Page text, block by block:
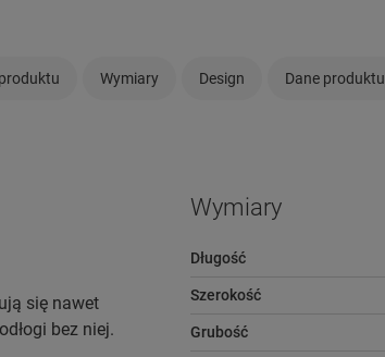
Wymiary Design Dane produktu
się nawet
bez niej.
Wymiary
Długość
Szerokość
Grubość